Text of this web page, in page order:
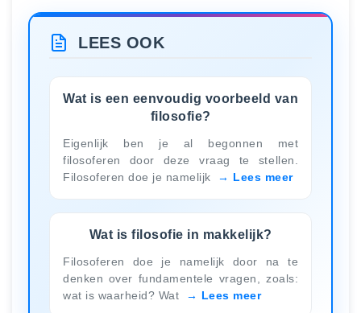
LEES OOK
Wat is een eenvoudig voorbeeld van
filosofie?
Eigenlijk ben je al begonnen met
filosoferen door deze vraag te stellen.
Filosoferen doe je namelijk
Lees meer
Wat is filosofie in makkelijk?
Filosoferen doe je namelijk door na te
denken over fundamentele vragen, zoals:
wat is waarheid? Wat
Lees meer